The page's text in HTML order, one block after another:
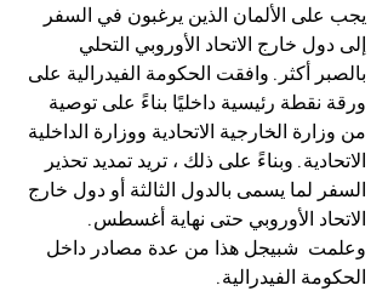
يجب على الألمان الذين يرغبون في السفر
إلى دول خارج الاتحاد الأوروبي التحلي
بالصبر أكثر. وافقت الحكومة الفيدرالية على
ورقة نقطة رئيسية داخليًا بناءً على توصية
من وزارة الخارجية الاتحادية ووزارة الداخلية
الاتحادية. وبناءً على ذلك ، تريد تمديد تحذير
السفر لما يسمى بالدول الثالثة أو دول خارج
الاتحاد الأوروبي حتى نهاية أغسطس.
وعلمت  شبيجل هذا من عدة مصادر داخل
الحكومة الفيدرالية.